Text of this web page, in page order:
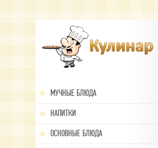
МУЧНЫЕ БЛЮДА
НАПИТКИ
ОСНОВНЫЕ БЛЮДА